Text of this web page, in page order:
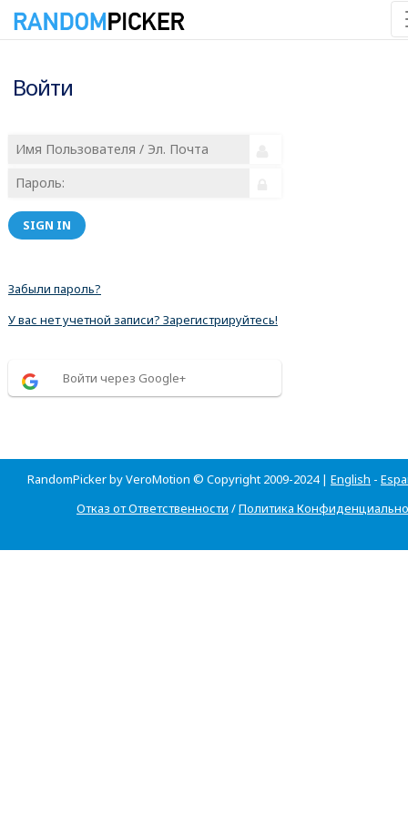
Войти
SIGN IN
Забыли пароль?
У вас нет учетной записи? Зарегистрируйтесь!
Войти через Google+
RandomPicker by VeroMotion © Copyright 2009-2024 | English -
Отказ от Ответственности /Политика